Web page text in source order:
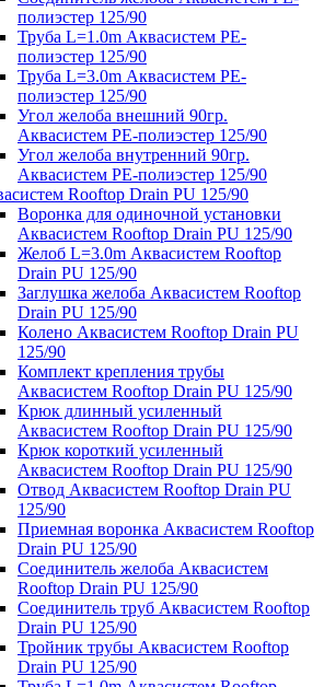
полиэстер 125/90
Труба L=1.0m Аквасистем PE-
полиэстер 125/90
Труба L=3.0m Аквасистем PE-
полиэстер 125/90
Угол желоба внешний 90гр.
Аквасистем PE-полиэстер 125/90
Угол желоба внутренний 90гр.
Аквасистем PE-полиэстер 125/90
Rooftop Drain PU 125/90
Воронка для одиночной установки
Аквасистем Rooftop Drain PU 125/90
Желоб L=3.0m Аквасистем Rooftop
Drain PU 125/90
Заглушка желоба Аквасистем Rooftop
Drain PU 125/90
Колено Аквасистем Rooftop Drain PU
125/90
Комплект крепления трубы
Аквасистем Rooftop Drain PU 125/90
Крюк длинный усиленный
Аквасистем Rooftop Drain PU 125/90
Крюк короткий усиленный
Аквасистем Rooftop Drain PU 125/90
Отвод Аквасистем Rooftop Drain PU
125/90
Приемная воронка Аквасистем Rooftop
Drain PU 125/90
Соединитель желоба Аквасистем
Rooftop Drain PU 125/90
Соединитель труб Аквасистем Rooftop
Drain PU 125/90
Тройник трубы Аквасистем Rooftop
Drain PU 125/90